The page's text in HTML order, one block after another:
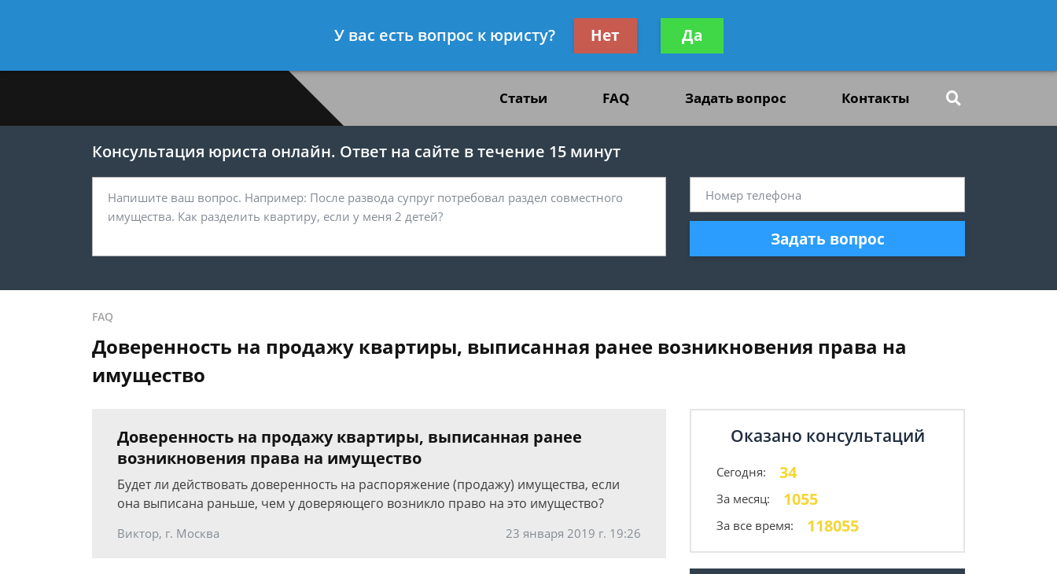
- Юрист по гражданскому праву
Получите консультацию
бесплатно
Статьи FAQ Задать вопрос Контакты
Консультация юриста онлайн. Ответ на сайте в течение 15 минут
Задать вопрос
FAQ
Доверенность на продажу квартиры, выписанная ранее возникновения права на
имущество
Доверенность на продажу квартиры, выписанная ранее
возникновения права на имущество
Будет ли действовать доверенность на распоряжение (продажу) имущества, если
она выписана раньше, чем у доверяющего возникло право на это имущество?
Виктор, г. Москва 23 января 2019 г. 19:26
Оказано консультаций
Сегодня: 34
За месяц: 1055
За все время: 118055
У вас есть вопрос к юристу? Нет Да